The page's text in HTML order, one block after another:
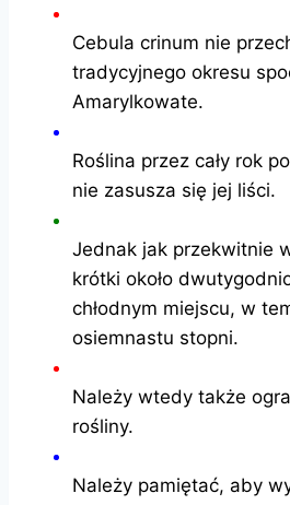
Cebula crinum nie
tradycyjnego okresu
Amarylkowate.
Roślina przez cały rok
nie zasusza się jej liści.
Jednak jak przekwitnie
krótki około
chłodnym miejscu, w
osiemnastu stopni.
Należy wtedy także
rośliny.
Należy pamiętać, aby